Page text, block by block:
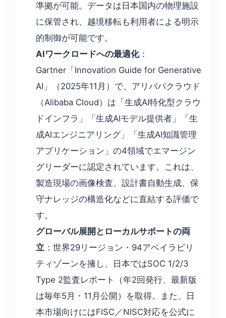
準拠が可能。データは日本国内の物理施設
に保管され、越境移転も利用者による明示
的制御が可能です。
AIワークロードへの最適化：
Gartner「Innovation Guide for Generative
AI」（2025年11月）で、アリババクラウド
（Alibaba Cloud）は「生成AI特化型クラウ
ドインフラ」「生成AIモデル提供者」「生
成AIエンジニアリング」「生成AI知識管理
アプリケーション」の4領域でエマージン
グリーダーに認定されています。これは、
製造現場の画像検査、設計書自動生成、保
守ナレッジの構造化などに直結する評価で
す。
グローバル展開とローカルサポートの両
立 ：世界29リージョン・94アベイラビリ
ティゾーンを擁し、日本ではSOC 1/2/3
Type 2監査レポート（年2回発行、最新版
は毎年5月・11月公開）を取得。また、日
本市場向けにはFISC／NISC対応を公式に